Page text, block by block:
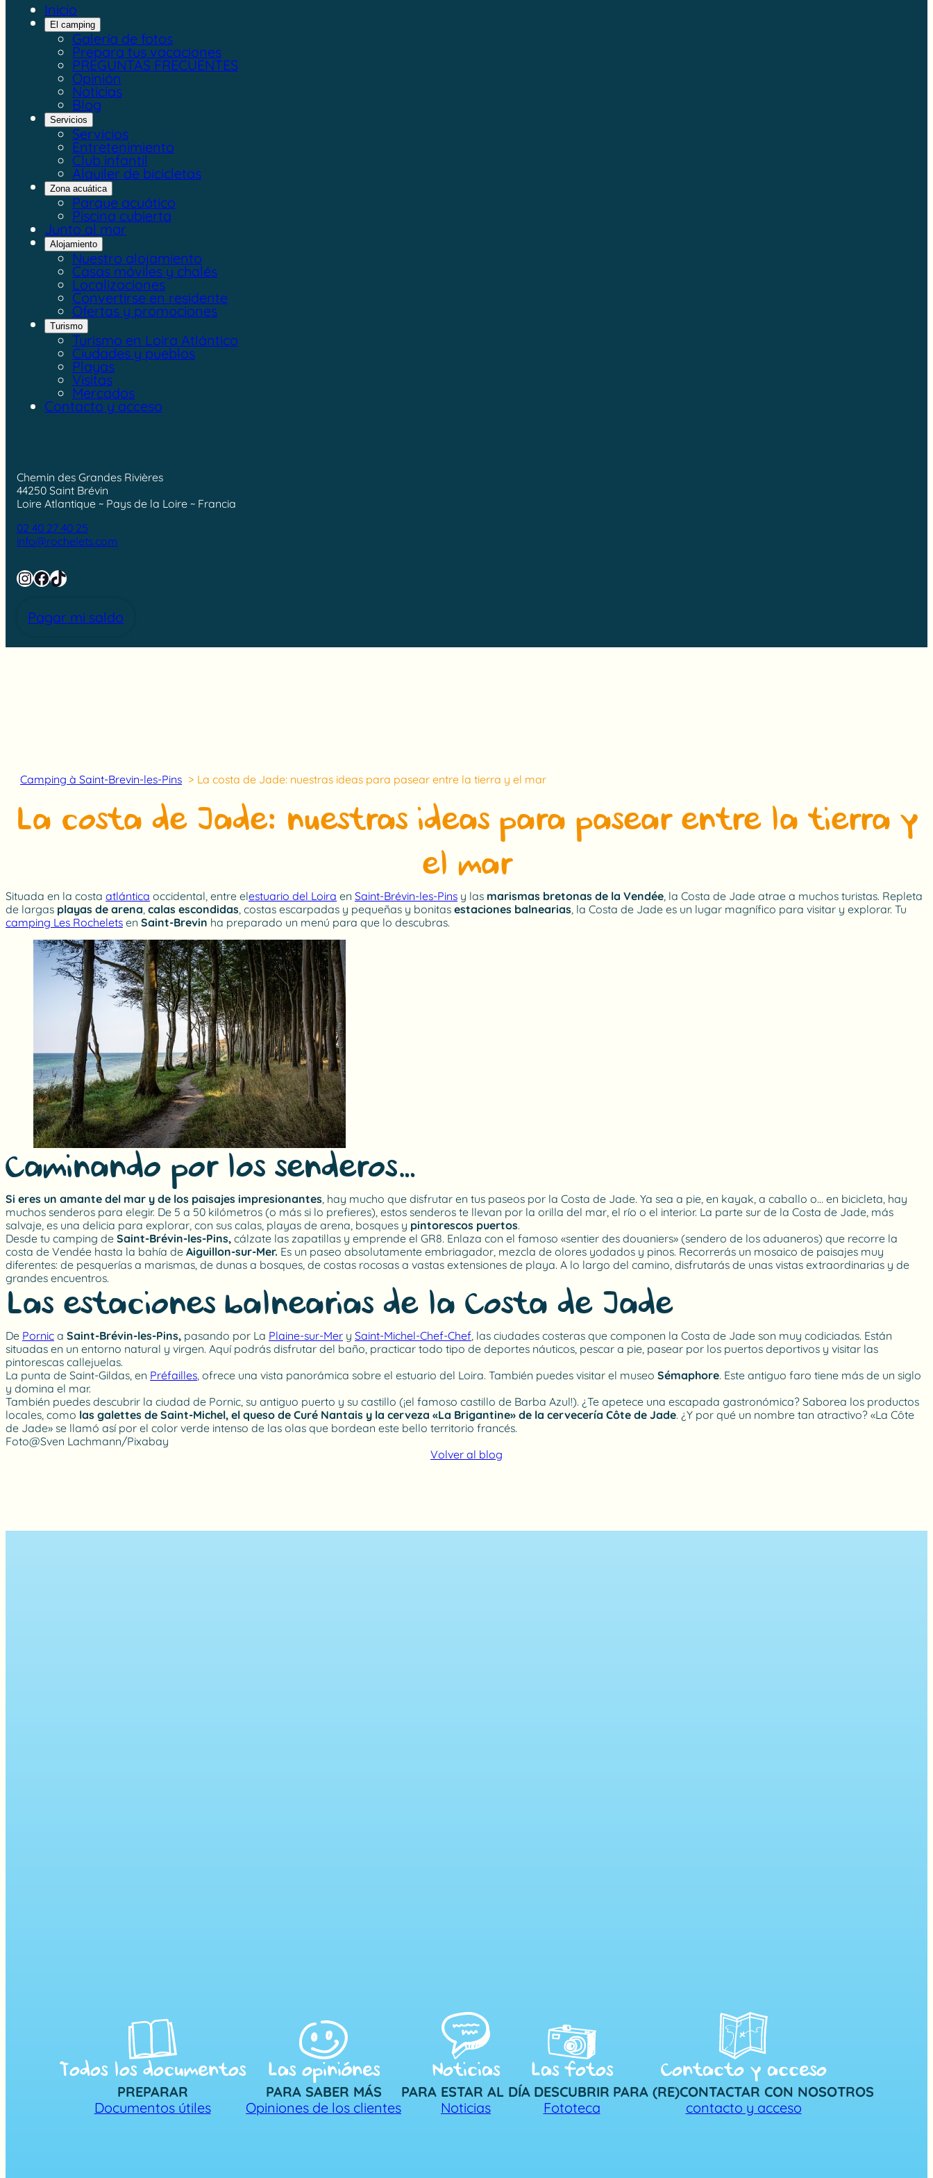
Inicio
El camping
Galería de fotos
Prepara tus vacaciones
PREGUNTAS FRECUENTES
Opinión
Noticias
Blog
Servicios
Servicios
Entretenimiento
Club infantil
Alquiler de bicicletas
Zona acuática
Parque acuático
Piscina cubierta
Junto al mar
Alojamiento
Nuestro alojamiento
Casas móviles y chalés
Localizaciones
Convertirse en residente
Ofertas y promociones
Turismo
Turismo en Loira Atlántico
Ciudades y pueblos
Playas
Visitas
Mercados
Contacto y acceso
Chemin des Grandes Rivières
44250 Saint Brévin
Loire Atlantique ~ Pays de la Loire ~ Francia
02 40 27 40 25
info@rochelets.com
Instagram
Facebook
TikTok
Pagar mi saldo
Camping à Saint-Brevin-les-Pins La costa de Jade: nuestras ideas para pasear entre la tierra y el mar
La costa de Jade: nuestras ideas para pasear entre la tierra y
el mar
Situada en la costa atlántica occidental, entre elestuario del Loira en Saint-Brévin-les-Pins y las marismas bretonas de la Vendée , la Costa de Jade atrae a muchos turistas. Repleta
de largas playas de arena calas escondidas , costas escarpadas y pequeñas y bonitas estaciones balnearias , la Costa de Jade es un lugar magnífico para visitar y explorar. Tu
camping Les Rochelets en Saint-Brevin ha preparado un menú para que lo descubras.
Caminando por los senderos…
Si eres un amante del mar y de los paisajes impresionantes , hay mucho que disfrutar en tus paseos por la Costa de Jade. Ya sea a pie, en kayak, a caballo o… en bicicleta, hay
muchos senderos para elegir. De 5 a 50 kilómetros (o más si lo prefieres), estos senderos te llevan por la orilla del mar, el río o el interior. La parte sur de la Costa de Jade, más
salvaje, es una delicia para explorar, con sus calas, playas de arena, bosques y pintorescos puertos.
Desde tu camping de Saint-Brévin-les-Pins, cálzate las zapatillas y emprende el GR8. Enlaza con el famoso «sentier des douaniers» (sendero de los aduaneros) que recorre la
costa de Vendée hasta la bahía de Aiguillon-sur-Mer. Es un paseo absolutamente embriagador, mezcla de olores yodados y pinos. Recorrerás un mosaico de paisajes muy
diferentes: de pesquerías a marismas, de dunas a bosques, de costas rocosas a vastas extensiones de playa. A lo largo del camino, disfrutarás de unas vistas extraordinarias y de
grandes encuentros.
Las estaciones balnearias de la Costa de Jade
De Pornic a Saint-Brévin-les-Pins, pasando por La Plaine-sur-Mer y Saint-Michel-Chef-Chef , las ciudades costeras que componen la Costa de Jade son muy codiciadas. Están
situadas en un entorno natural y virgen. Aquí podrás disfrutar del baño, practicar todo tipo de deportes náuticos, pescar a pie, pasear por los puertos deportivos y visitar las
pintorescas callejuelas.
La punta de Saint-Gildas, en Préfailles , ofrece una vista panorámica sobre el estuario del Loira. También puedes visitar el museo Sémaphore. Este antiguo faro tiene más de un siglo
y domina el mar.
También puedes descubrir la ciudad de Pornic, su antiguo puerto y su castillo (¡el famoso castillo de Barba Azul!). ¿Te apetece una escapada gastronómica? Saborea los productos
locales, como las galettes de Saint-Michel, el queso de Curé Nantais y la cerveza «La Brigantine» de la cervecería Côte de Jade. ¿Y por qué un nombre tan atractivo? «La Côte
de Jade» se llamó así por el color verde intenso de las olas que bordean este bello territorio francés.
Foto@Sven Lachmann/Pixabay
Volver al blog
Todos los documentos
PREPARAR
Documentos útiles
Las opiniónes
PARA SABER MÁS
Opiniones de los clientes
Noticias
PARA ESTAR AL DÍA
Noticias
Las fotos
DESCUBRIR
Fototeca
Contacto y acceso
PARA (RE)CONTACTAR CON NOSOTROS
contacto y acceso